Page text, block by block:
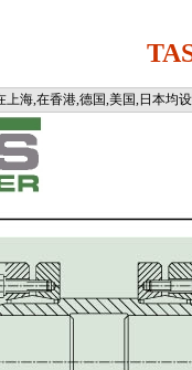
海,在香港,德国,美国,日本均